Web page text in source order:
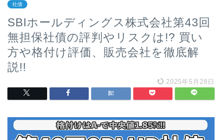
社債
SBIホールディングス株式会社第43回
無担保社債の評判やリスクは!? 買い
方や格付け評価、販売会社を徹底解
説!!
2025年5月28日